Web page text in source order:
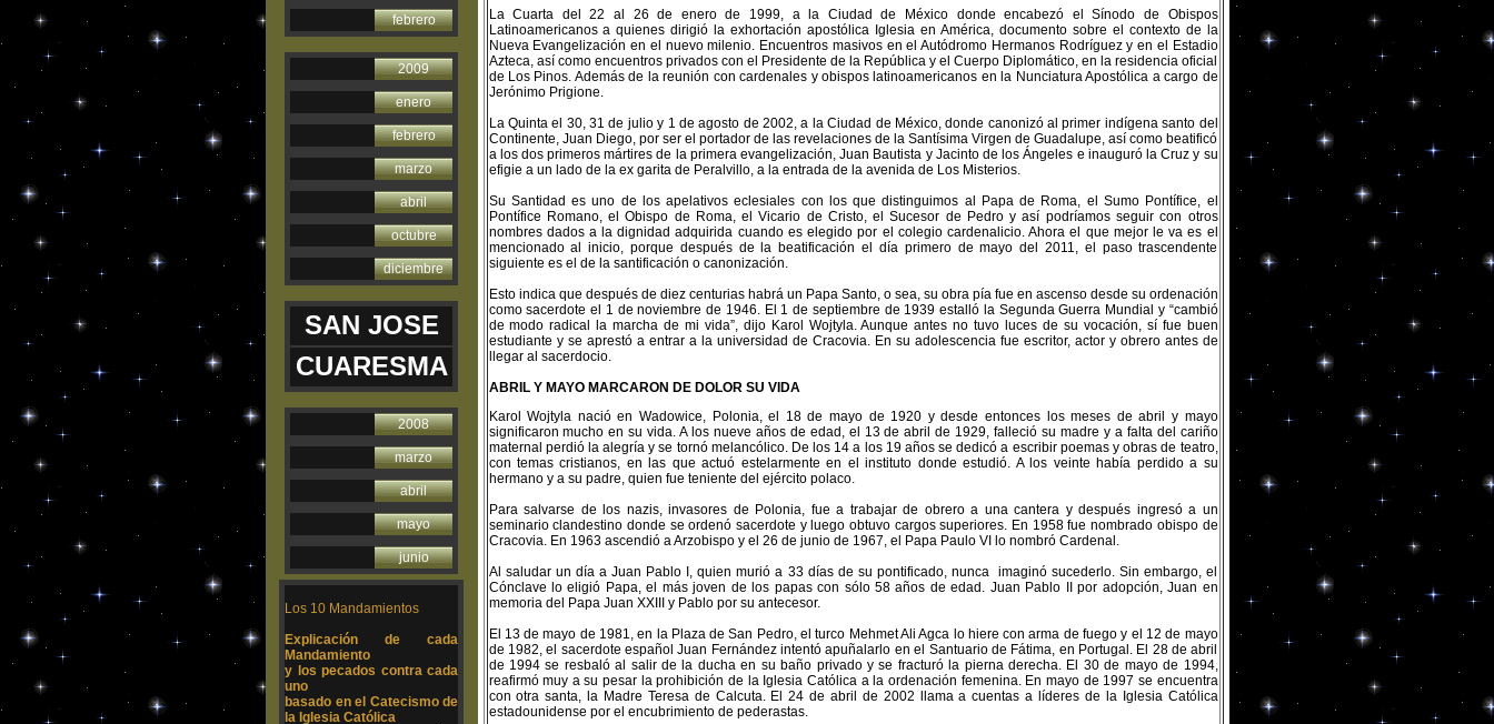
febrero
2009
enero
febrero
marzo
abril
octubre
diciembre
SAN JOSE
CUARESMA
2008
marzo
abril
mayo
junio
Los 10 Mandamientos
Explicación de cada
Mandamiento
y los pecados contra cada
uno
basado en el Catecismo de
la Iglesia Católica
La Cuarta del 22 al 26 de enero de 1999, a la Ciudad de México donde encabezó el Sínodo de Obispos
Latinoamericanos a quienes dirigió la exhortación apostólica Iglesia en América, documento sobre el contexto de la
Nueva Evangelización en el nuevo milenio. Encuentros masivos en el Autódromo Hermanos Rodríguez y en el Estadio
Azteca, así como encuentros privados con el Presidente de la República y el Cuerpo Diplomático, en la residencia oficial
de Los Pinos. Además de la reunión con cardenales y obispos latinoamericanos en la Nunciatura Apostólica a cargo de
Jerónimo Prigione.
La Quinta el 30, 31 de julio y 1 de agosto de 2002, a la Ciudad de México, donde canonizó al primer indígena santo del
Continente, Juan Diego, por ser el portador de las revelaciones de la Santísima Virgen de Guadalupe, así como beatificó
a los dos primeros mártires de la primera evangelización, Juan Bautista y Jacinto de los Ángeles e inauguró la Cruz y su
efigie a un lado de la ex garita de Peralvillo, a la entrada de la avenida de Los Misterios.
Su Santidad es uno de los apelativos eclesiales con los que distinguimos al Papa de Roma, el Sumo Pontífice, el
Pontífice Romano, el Obispo de Roma, el Vicario de Cristo, el Sucesor de Pedro y así podríamos seguir con otros
nombres dados a la dignidad adquirida cuando es elegido por el colegio cardenalicio. Ahora el que mejor le va es el
mencionado al inicio, porque después de la beatificación el día primero de mayo del 2011, el paso trascendente
siguiente es el de la santificación o canonización.
Esto indica que después de diez centurias habrá un Papa Santo, o sea, su obra pía fue en ascenso desde su ordenación
como sacerdote el 1 de noviembre de 1946. El 1 de septiembre de 1939 estalló la Segunda Guerra Mundial y “cambió
de modo radical la marcha de mi vida”, dijo Karol Wojtyla. Aunque antes no tuvo luces de su vocación, sí fue buen
estudiante y se aprestó a entrar a la universidad de Cracovia. En su adolescencia fue escritor, actor y obrero antes de
llegar al sacerdocio.
ABRIL Y MAYO MARCARON DE DOLOR SU VIDA
Karol Wojtyla nació en Wadowice, Polonia, el 18 de mayo de 1920 y desde entonces los meses de abril y mayo
significaron mucho en su vida. A los nueve años de edad, el 13 de abril de 1929, falleció su madre y a falta del cariño
maternal perdió la alegría y se tornó melancólico. De los 14 a los 19 años se dedicó a escribir poemas y obras de teatro,
con temas cristianos, en las que actuó estelarmente en el instituto donde estudió. A los veinte había perdido a su
hermano y a su padre, quien fue teniente del ejército polaco.
Para salvarse de los nazis, invasores de Polonia, fue a trabajar de obrero a una cantera y después ingresó a un
seminario clandestino donde se ordenó sacerdote y luego obtuvo cargos superiores. En 1958 fue nombrado obispo de
Cracovia. En 1963 ascendió a Arzobispo y el 26 de junio de 1967, el Papa Paulo VI lo nombró Cardenal.
Al saludar un día a Juan Pablo I, quien murió a 33 días de su pontificado, nunca imaginó sucederlo. Sin embargo, el
Cónclave lo eligió Papa, el más joven de los papas con sólo 58 años de edad. Juan Pablo II por adopción, Juan en
memoria del Papa Juan XXIII y Pablo por su antecesor.
El 13 de mayo de 1981, en la Plaza de San Pedro, el turco Mehmet Ali Agca lo hiere con arma de fuego y el 12 de mayo
de 1982, el sacerdote español Juan Fernández intentó apuñalarlo en el Santuario de Fátima, en Portugal. El 28 de abril
de 1994 se resbaló al salir de la ducha en su baño privado y se fracturó la pierna derecha. El 30 de mayo de 1994,
reafirmó muy a su pesar la prohibición de la Iglesia Católica a la ordenación femenina. En mayo de 1997 se encuentra
con otra santa, la Madre Teresa de Calcuta. El 24 de abril de 2002 llama a cuentas a líderes de la Iglesia Católica
estadounidense por el encubrimiento de pederastas.